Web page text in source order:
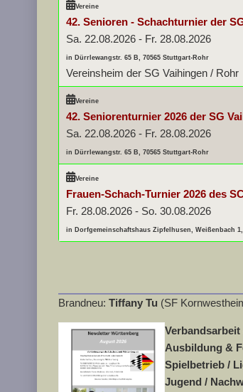
Vereine
42. Senioren - Schachturnier der
Sa. 22.08.2026 - Fr. 28.08.2026
in Dürrlewangstr. 65 B, 70565 Stuttgart-Rohr
Vereinsheim der SG Vaihingen / Rohr
Vereine
42. Seniorenturnier 2026 der SG
Sa. 22.08.2026 - Fr. 28.08.2026
in Dürrlewangstr. 65 B, 70565 Stuttgart-Rohr
Vereine
Frauen-Schach-Turnier 2026 des
Fr. 28.08.2026 - So. 30.08.2026
in Dorfgemeinschaftshaus Zipfelhusen, Weißenbach 1,
Brandneu: Tiffany Tu (SF
Ausbildung &
Spielbetrieb /
Jugend /